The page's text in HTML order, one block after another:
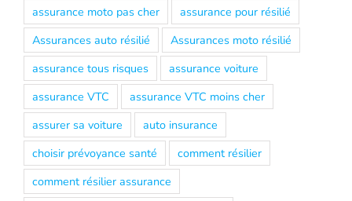
assurance moto pas cher
assurance pour résilié
Assurances auto résilié
Assurances moto résilié
assurance tous risques
assurance voiture
assurance VTC
assurance VTC moins cher
assurer sa voiture
auto insurance
choisir prévoyance santé
comment résilier
comment résilier assurance